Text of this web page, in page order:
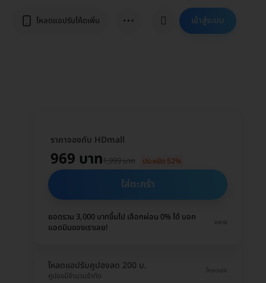
โหลดแอปรับโค้ดเพิ่ม ⋯ เข้าสู่ระบบ
ราคาจองกับ HDmall
969 บาท1,999 บาท ประหยัด 52%
ใส่ตะกร้า
ยอดรวม 3,000 บาทขึ้นไป เลือกผ่อน 0% ได้ บอก
แอดมินของเราเลย!
ขยาย
โหลดแอปรับคูปองลด 200 บ.
คูปองมีจำนวนจำกัด
โหลดเลย